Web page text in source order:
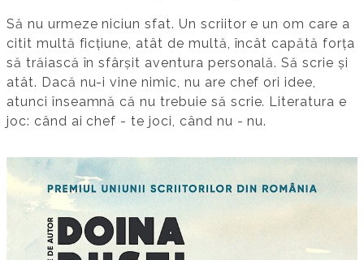
Să nu urmeze niciun sfat. Un scriitor e un om care a
citit multă ficțiune, atât de multă, încât capătă forța
să trăiască în sfârșit aventura personală. Să scrie și
atât. Dacă nu-i vine nimic, nu are chef ori idee,
atunci înseamnă că nu trebuie să scrie. Literatura e
joc: când ai chef - te joci, când nu - nu.